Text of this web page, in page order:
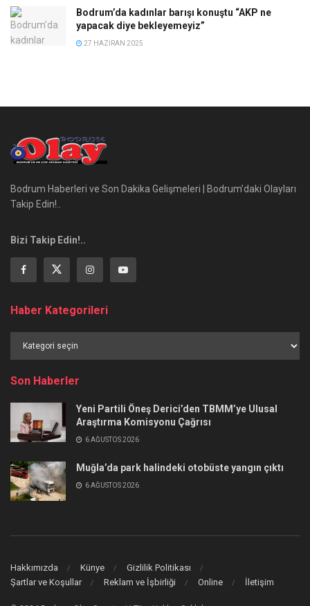
Bodrum’da kadınlar barışı konuştu “AKP ne
yapacak diye bekleyemeyiz”
27 HAZIRAN 2025
Bodrum Haberleri ve Son Dakika Gelişmeleri | Bodrum’daki Olayları
Takip Edin!..
Bizi Takip Edin!..
Haber Kategorileri
Kategorileri
Son Haberler
Yeni Partili Öneş Derici’den TBMM’ye Ulusal
Araştırma Komisyonu Çağrısı
6 AĞUSTOS 2026
Muğla’da park halindeki otobüste yangın çıktı
6 AĞUSTOS 2026
Hakkımızda Künye
Gizlilik Politikası
Şartlar ve Koşullar
Reklam ve İşbirliği Online İletişim